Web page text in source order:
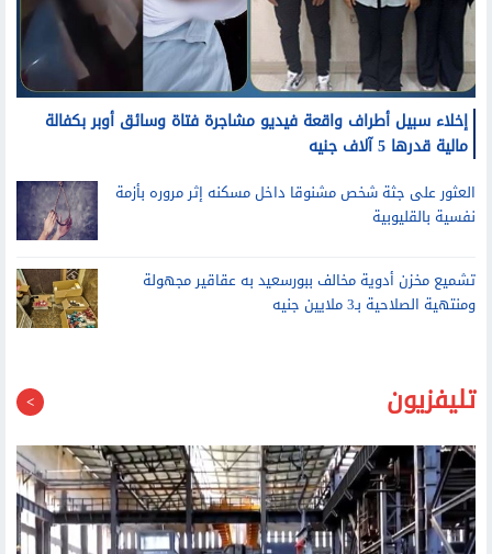
إخلاء سبيل أطراف واقعة فيديو مشاجرة فتاة وسائق أوبر بكفالة
مالية قدرها 5 آلاف جنيه
نفسية بالقليوبية
ومنتهية الصلاحية بـ3 ملايين جنيه
تليفزيون